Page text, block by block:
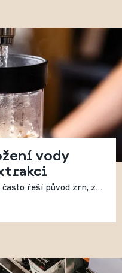
vody
Při debatách o kvalitní kávě se často řeší původ zrn, způsob pražení nebo recept. Méně často se mluví o vodě, přestože právě ta tvoří více než 98 % výsledného nápoje. Složení vody tak zásadně ovlivňuje výslednou chuť.